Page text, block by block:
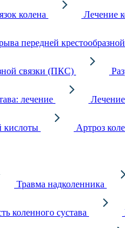
колена Лечение
передней
связки (ПКС)
лечение Лечение
кислоты Артроз
Травма надколенника
коленного сустава